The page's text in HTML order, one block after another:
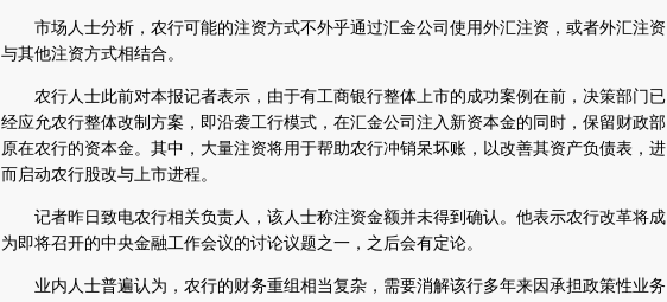
市场人士分析，农行可能的注资方式不外乎通过汇金公司使用外汇注资，或者外汇注资
与其他注资方式相结合。
农行人士此前对本报记者表示，由于有工商银行整体上市的成功案例在前，决策部门已
经应允农行整体改制方案，即沿袭工行模式，在汇金公司注入新资本金的同时，保留财政部
原在农行的资本金。其中，大量注资将用于帮助农行冲销呆坏账，以改善其资产负债表，进
而启动农行股改与上市进程。
记者昨日致电农行相关负责人，该人士称注资金额并未得到确认。他表示农行改革将成
为即将召开的中央金融工作会议的讨论议题之一，之后会有定论。
业内人士普遍认为，农行的财务重组相当复杂，需要消解该行多年来因承担政策性业务